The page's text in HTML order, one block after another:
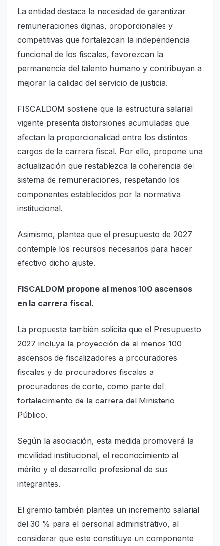
La entidad destaca la necesidad de garantizar
remuneraciones dignas, proporcionales y
competitivas que fortalezcan la independencia
funcional de los fiscales, favorezcan la
permanencia del talento humano y contribuyan a
mejorar la calidad del servicio de justicia.
FISCALDOM sostiene que la estructura salarial
vigente presenta distorsiones acumuladas que
afectan la proporcionalidad entre los distintos
cargos de la carrera fiscal. Por ello, propone una
actualización que restablezca la coherencia del
sistema de remuneraciones, respetando los
componentes establecidos por la normativa
institucional.
Asimismo, plantea que el presupuesto de 2027
contemple los recursos necesarios para hacer
efectivo dicho ajuste.
FISCALDOM propone al menos 100 ascensos
en la carrera fiscal.
La propuesta también solicita que el Presupuesto
2027 incluya la proyección de al menos 100
ascensos de fiscalizadores a procuradores
fiscales y de procuradores fiscales a
procuradores de corte, como parte del
fortalecimiento de la carrera del Ministerio
Público.
Según la asociación, esta medida promoverá la
movilidad institucional, el reconocimiento al
mérito y el desarrollo profesional de sus
integrantes.
El gremio también plantea un incremento salarial
del 30 % para el personal administrativo, al
considerar que este constituye un componente